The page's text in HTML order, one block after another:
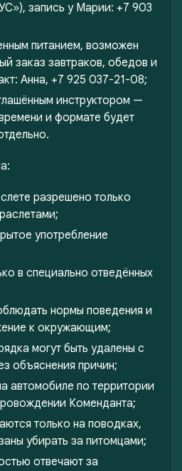
запись у Марии: +7 903
питанием, возможен
заказ завтраков, обедов и
Анна, +7 925 037-21-08;
инструктором —
и формате будет
разрешено только
употребление
в специально отведённых
нормы поведения и
к окружающим;
могут быть удалены с
объяснения причин;
автомобиле по территории
Коменданта;
только на поводках,
убирать за питомцами;
отвечают за